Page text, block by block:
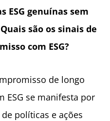
ESG genuínas sem
são os sinais de
com ESG?
de longo
ESG se manifesta por
políticas e ações